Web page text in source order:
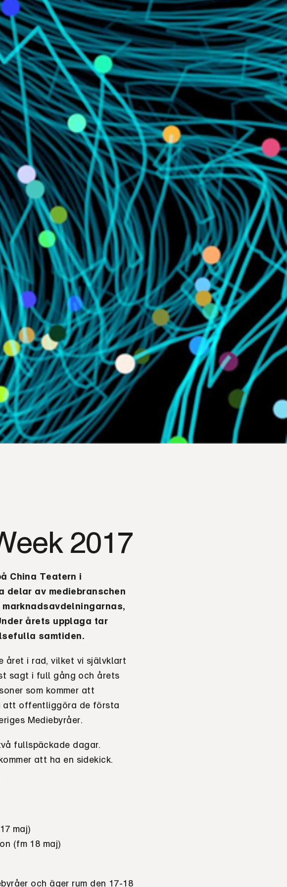
2017
China Teatern i
delar av mediebranschen
årets upplaga tar
samtiden.
året i rad, vilket vi självklart
sagt i full gång och årets
som kommer att
att offentliggöra de första
Mediebyråer.
fullspäckade dagar.
att ha en sidekick.
maj)
(fm 18 maj)
och äger rum den 17-18